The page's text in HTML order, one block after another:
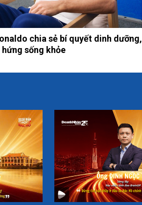
chia sẻ bí quyết dinh dưỡng,
sống khỏe